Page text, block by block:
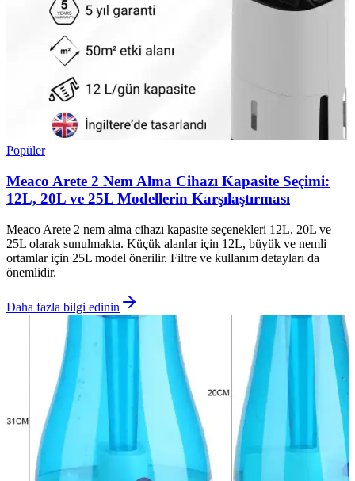
Popüler
Meaco Arete 2 Nem Alma Cihazı Kapasite Seçimi:
12L, 20L ve 25L Modellerin Karşılaştırması
Meaco Arete 2 nem alma cihazı kapasite seçenekleri 12L, 20L ve
25L olarak sunulmakta. Küçük alanlar için 12L, büyük ve nemli
ortamlar için 25L model önerilir. Filtre ve kullanım detayları da
önemlidir.
Daha fazla bilgi edinin